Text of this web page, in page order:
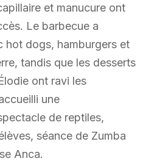
et manucure ont
Le barbecue a
hot dogs, hamburgers et
tandis que les desserts
ont ravi les
une
de reptiles,
séance de Zumba
Anca.